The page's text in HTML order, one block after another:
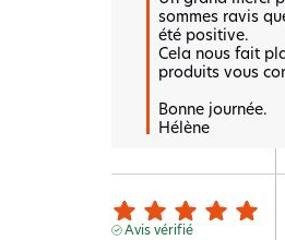
sommes ravis
été positive.
Cela nous fait
produits vous
Bonne journée.
Hélène
Avis vérifié